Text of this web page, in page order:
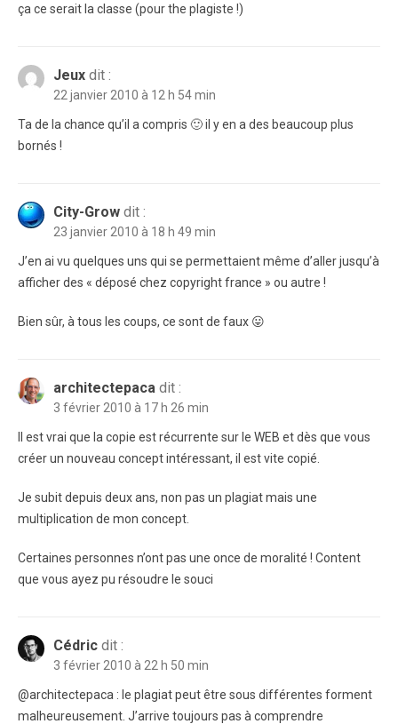
ça ce serait la classe (pour the plagiste !)
Jeux dit :
22 janvier 2010 à 12 h 54 min
Ta de la chance qu’il a compris 🙂 il y en a des beaucoup plus
bornés !
City-Grow dit :
23 janvier 2010 à 18 h 49 min
J’en ai vu quelques uns qui se permettaient même d’aller jusqu’à
afficher des « déposé chez copyright france » ou autre !
Bien sûr, à tous les coups, ce sont de faux 😛
architectepaca dit :
3 février 2010 à 17 h 26 min
Il est vrai que la copie est récurrente sur le WEB et dès que vous
créer un nouveau concept intéressant, il est vite copié.
Je subit depuis deux ans, non pas un plagiat mais une
multiplication de mon concept.
Certaines personnes n’ont pas une once de moralité ! Content
que vous ayez pu résoudre le souci
Cédric dit :
3 février 2010 à 22 h 50 min
@architectepaca : le plagiat peut être sous différentes forment
malheureusement. J’arrive toujours pas à comprendre